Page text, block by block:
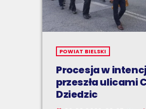
POWIAT BIELSKI
Procesja w
przeszła ulicami
Dziedzic